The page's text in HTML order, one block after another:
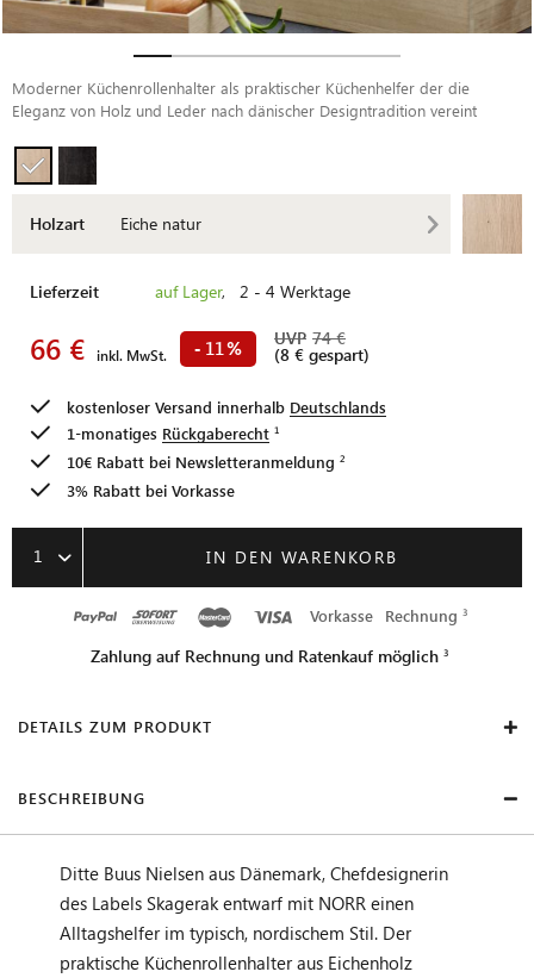
Moderner Küchenrollenhalter als praktischer Küchenhelfer der die
Eleganz von Holz und Leder nach dänischer Designtradition vereint
Holzart Eiche natur
Lieferzeit auf Lager, 2 - 4 Werktage
66 € inkl. MwSt. - 11 %
UVP 74 €
(8 € gespart)
kostenloser Versand innerhalb Deutschlands
1-monatiges Rückgaberecht
10€ Rabatt bei Newsletteranmeldung
3% Rabatt bei Vorkasse
1 IN DEN WARENKORB
Vorkasse Rechnung
Zahlung auf Rechnung und Ratenkauf möglich
DETAILS ZUM PRODUKT
BESCHREIBUNG
Ditte Buus Nielsen aus Dänemark, Chefdesignerin
des Labels Skagerak entwarf mit NORR einen
Alltagshelfer im typisch, nordischem Stil. Der
praktische Küchenrollenhalter aus Eichenholz